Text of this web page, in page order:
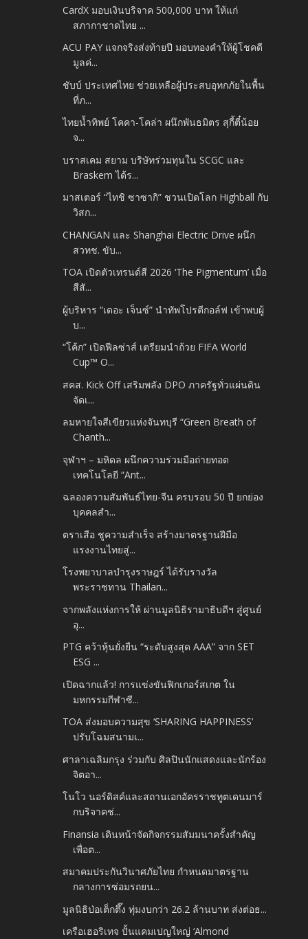
CardX มอบเงินบริจาค 500,000 บาท ให้แก่
สภากาชาดไทย ...
ACU PAY แจกจริงส่งท้ายปี มอบทองคำให้ผู้โชคดี
มูลค่...
ชับบ์ ประเทศไทย ช่วยเหลือผู้ประสบอุทกภัยในพื้น
ที่ภ...
ไทยน้ำทิพย์ โคคา-โคล่า ผนึกพันธมิตร สุกี้ตี๋น้อย
จ...
บราสเคม สยาม บริษัทร่วมทุนใน SCGC และ
Braskem ได้ร...
มาสเตอร์ “ไทชิ ซาซากิ” ชวนเปิดโลก Highball กับ
วิสก...
CHANGAN และ Shanghai Electric Drive ผนึก
สวทช. ขับ...
TOA เปิดตัวเทรนด์สี 2026 ‘The Pigmentum’ เมื่อ
สีสั...
ผู้บริหาร “เดอะ เจ็นซ์” นำทัพโปรตีกอล์ฟ เข้าพบผู้
บ...
“โค้ก” เปิดฟีลซ่าส์ เตรียมนำถ้วย FIFA World
Cup™ O...
สคส. Kick Off เสริมพลัง DPO ภาครัฐทั่วแผ่นดิน
จัดเ...
ลมหายใจสีเขียวแห่งจันทบุรี “Green Breath of
Chanth...
จุฬาฯ – มหิดล ผนึกความร่วมมือถ่ายทอด
เทคโนโลยี “Ant...
ฉลองความสัมพันธ์ไทย-จีน ครบรอบ 50 ปี ยกย่อง
บุคคลสำ...
ตราเสือ ชูความสำเร็จ สร้างมาตรฐานฝีมือ
แรงงานไทยสู่...
โรงพยาบาลบำรุงราษฎร์ ได้รับรางวัล
พระราชทาน Thailan...
จากพลังแห่งการให้ ผ่านมูลนิธิรามาธิบดีฯ สู่ศูนย์
อุ...
PTG คว้าหุ้นยั่งยืน “ระดับสูงสุด AAA” จาก SET
ESG ...
เปิดฉากแล้ว! การแข่งขันฟิกเกอร์สเกต ใน
มหกรรมกีฬาซี...
TOA ส่งมอบความสุข ‘SHARING HAPPINESS’
ปรับโฉมสนามเ...
ศาลาเฉลิมกรุง ร่วมกับ ศิลปินนักแสดงและนักร้อง
จิตอา...
โนโว นอร์ดิสค์และสถานเอกอัครราชทูตเดนมาร์
กบริจาคช่...
Finansia เดินหน้าจัดกิจกรรมสัมมนาครั้งสำคัญ
เพื่อต...
สมาคมประกันวินาศภัยไทย กำหนดมาตรฐาน
กลางการซ่อมรถยน...
มูลนิธิป่อเต็กตึ๊ง ทุ่มงบกว่า 26.2 ล้านบาท ส่งต่อธ...
เครือเฮอริเทจ ปั้นแคมเปญใหญ่ ‘Almond